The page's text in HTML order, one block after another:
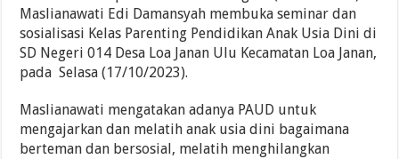
Maslianawati Edi Damansyah membuka seminar dan
sosialisasi Kelas Parenting Pendidikan Anak Usia Dini di
SD Negeri 014 Desa Loa Janan Ulu Kecamatan Loa Janan,
pada Selasa (17/10/2023).
Maslianawati mengatakan adanya PAUD untuk
mengajarkan dan melatih anak usia dini bagaimana
berteman dan bersosial, melatih menghilangkan